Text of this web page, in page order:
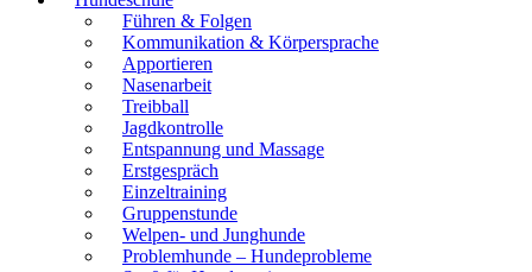
Führen & Folgen
Kommunikation & Körpersprache
Apportieren
Nasenarbeit
Treibball
Jagdkontrolle
Entspannung und Massage
Erstgespräch
Einzeltraining
Gruppenstunde
Welpen- und Junghunde
Problemhunde – Hundeprobleme